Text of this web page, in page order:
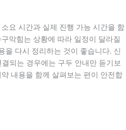
요 시간과 실제 진행 가능 시간을 함
막힘는 상황에 따라 일정이 달라질
을 다시 정리하는 것이 좋습니다. 신
되는 경우에는 구두 안내만 듣기보
내용을 함께 살펴보는 편이 안전합